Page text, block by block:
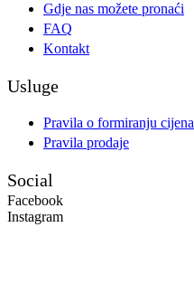
Gdje nas možete pronaći
FAQ
Kontakt
Usluge
Pravila o formiranju cijena
Pravila prodaje
Social
Facebook
Instagram